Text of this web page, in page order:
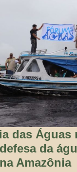
das Águas
da
na Amazônia